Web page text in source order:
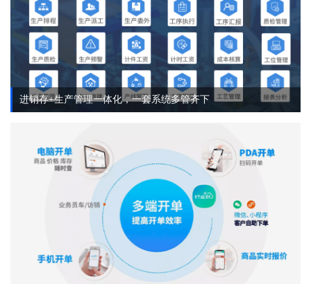
进销存+生产管理一体化，一套系统多管齐下